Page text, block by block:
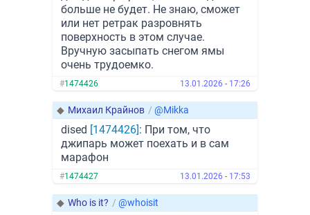
больше не будет. Не знаю, сможет
или нет ретрак разровнять
поверхность в этом случае.
Вручную засыпать снегом ямы
очень трудоемко.
#1474426 13.01.2026 - 17:26
◆ Михаил Крайнов / @Mikka
dised [1474426]: При том, что
джипарь может поехать и в сам
марафон
#1474427 13.01.2026 - 17:53
◆ Who is it? / @whoisit